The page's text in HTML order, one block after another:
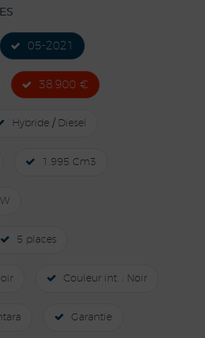
05-2021
38.900 €
Hybride / Diesel
1.995 Cm3
5 places
Couleur int. : Noir
Garantie